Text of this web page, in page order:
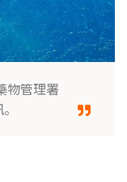
物管理署